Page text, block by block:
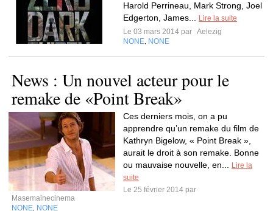
Harold Perrineau, Mark Strong, Joel
Edgerton, James...
Lire la suite
Le 03 mars 2014 par Aelezig
NONE NONE
News : Un nouvel acteur pour le
remake de «Point Break»
Ces derniers mois, on a pu
apprendre qu’un remake du film de
Kathryn Bigelow, « Point Break »,
aurait le droit à son remake. Bonne
ou mauvaise nouvelle, en...
Lire la
suite
Le 25 février 2014 par
Masemainecinema
NONE NONE